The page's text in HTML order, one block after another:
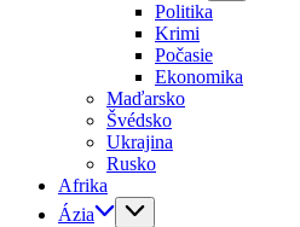
Politika
Krimi
Počasie
Ekonomika
Maďarsko
Švédsko
Ukrajina
Rusko
Afrika
Ázia